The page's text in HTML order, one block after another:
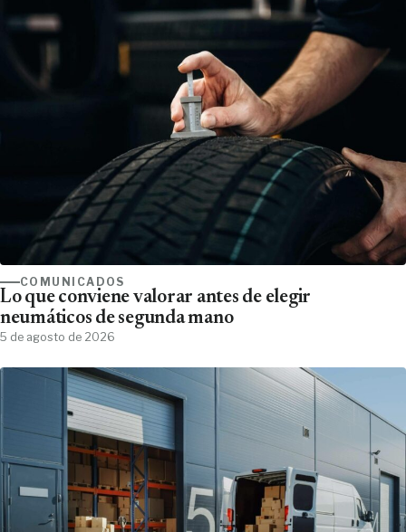
COMUNICADOS
Lo que conviene valorar antes de elegir
neumáticos de segunda mano
5 de agosto de 2026